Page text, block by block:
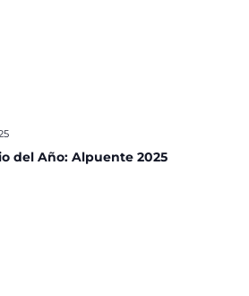
del Año: Alpuente 2025